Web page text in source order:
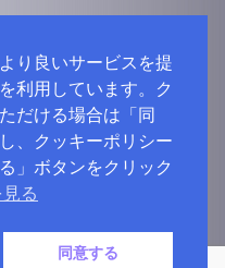
り良いサービスを提
利用しています。ク
だける場合は「同
、クッキーポリシー
」ボタンをクリック
る
同意する